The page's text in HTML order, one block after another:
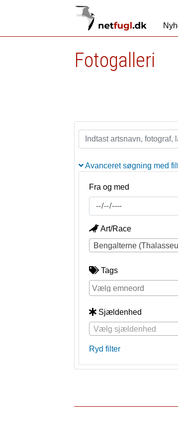
Fotogalleri
Avanceret søgning med
Fra og med
Art/Race
Tags
Sjældenhed
Vælg sjældenhed
Ryd filter